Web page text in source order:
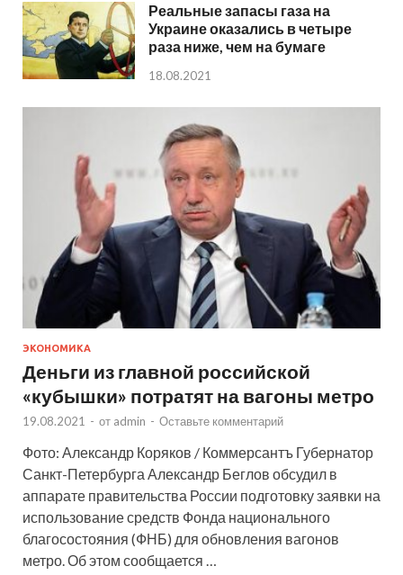
Реальные запасы газа на
Украине оказались в четыре
раза ниже, чем на бумаге
18.08.2021
ЭКОНОМИКА
Деньги из главной российской
«кубышки» потратят на вагоны метро
19.08.2021 - от admin - Оставьте комментарий
Фото: Александр Коряков / Коммерсантъ Губернатор
Санкт-Петербурга Александр Беглов обсудил в
аппарате правительства России подготовку заявки на
использование средств Фонда национального
благосостояния (ФНБ) для обновления вагонов
метро. Об этом сообщается …